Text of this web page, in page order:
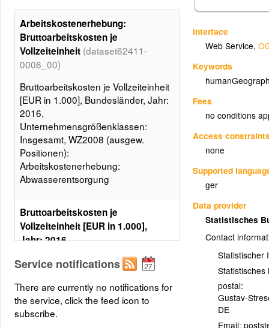
Interface
Web Service,
Keywords
Fees
no conditions
Access
none
Supported
ger
Data provider
Statistisches
Contact
Statistischer
Statistisches
postal:
Gustav-
DE
Email:
Arbeitskostenerhebung:
Bruttoarbeitskosten je
Vollzeiteinheit (dataset62411-
0006_00)
Bruttoarbeitskosten je Vollzeiteinheit
[EUR in 1.000], Bundesländer, Jahr:
2016,
Unternehmensgrößenklassen:
Insgesamt, WZ2008 (ausgew.
Positionen):
Arbeitskostenerhebung:
Abwasserentsorgung
Bruttoarbeitskosten je
Vollzeiteinheit [EUR in 1.000],
Jahr: 2016,
Unternehmensgrößenklassen:
Insgesamt, WZ2008 (ausgew.
Positionen):
Arbeitskostenerhebung:
Abwasserentsorgung
Service notifications
There are currently no notifications for
the service, click the feed icon to
subscribe.